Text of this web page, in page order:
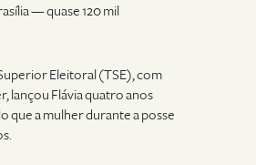
— quase 120 mil
Eleitoral (TSE), com
lançou Flávia quatro anos
que a mulher durante a posse